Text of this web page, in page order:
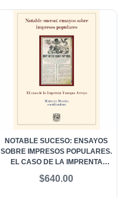
NOTABLE SUCESO: ENSAYOS
SOBRE IMPRESOS POPULARES.
EL CASO DE LA IMPRENTA
$640.00